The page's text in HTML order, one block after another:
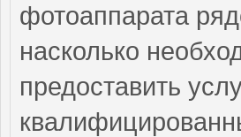
фотоаппарата
насколько
предоставить